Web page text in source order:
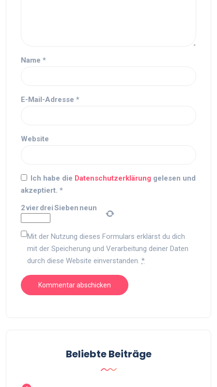
Name *
E-Mail-Adresse *
Website
Ich habe die Datenschutzerklärung gelesen und
akzeptiert. *
2vierdreiSieben neun
Mit der Nutzung dieses Formulars erklärst du dich
mit der Speicherung und Verarbeitung deiner Daten
durch diese Website einverstanden. *
Beliebte Beiträge